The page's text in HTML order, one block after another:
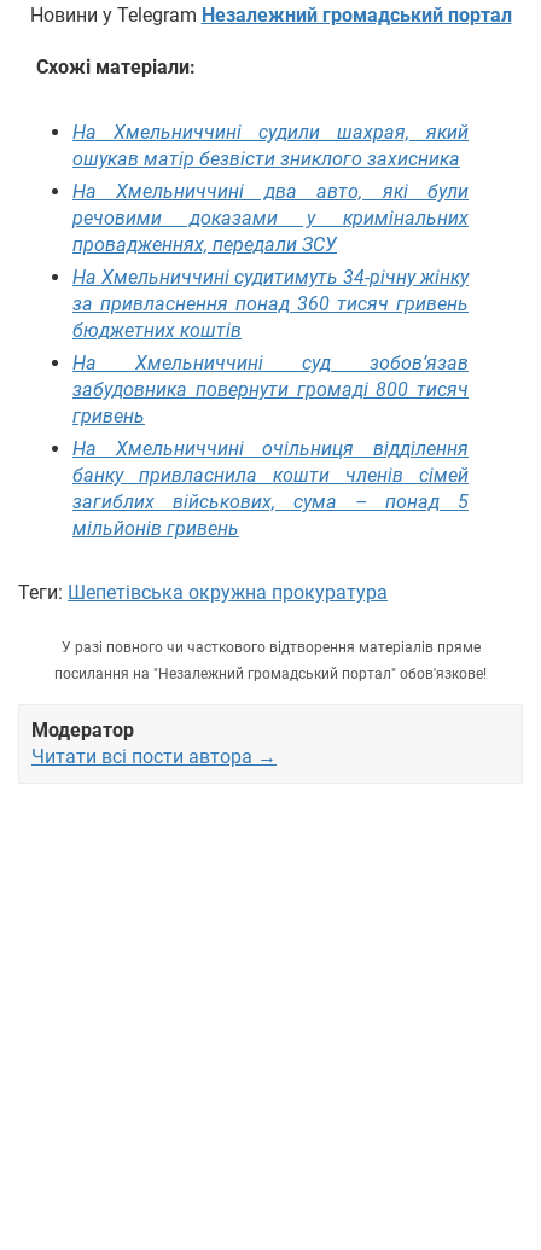
Новини у Telegram Незалежний громадський портал
Схожі матеріали:
На Хмельниччині судили шахрая, який
ошукав матір безвісти зниклого захисника
На Хмельниччині два авто, які були
речовими доказами у кримінальних
провадженнях, передали ЗСУ
На Хмельниччині судитимуть 34-річну жінку
за привласнення понад 360 тисяч гривень
бюджетних коштів
На Хмельниччині суд зобов’язав
забудовника повернути громаді 800 тисяч
гривень
На Хмельниччині очільниця відділення
банку привласнила кошти членів сімей
загиблих військових, сума – понад 5
мільйонів гривень
Теги: Шепетівська окружна прокуратура
У разі повного чи часткового відтворення матеріалів пряме
посилання на "Незалежний громадський портал" обов'язкове!
Модератор
Читати всі пости автора →